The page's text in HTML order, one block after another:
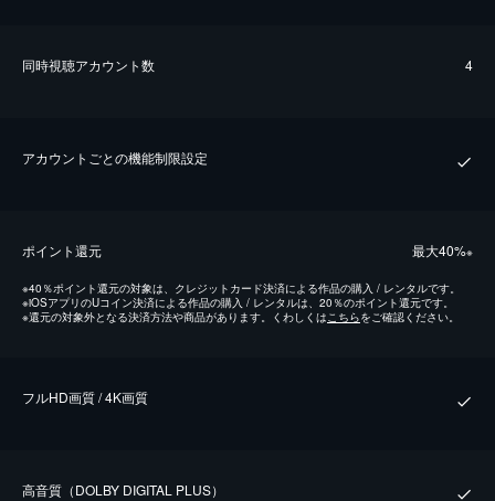
同時視聴アカウント数 4
アカウントごとの機能制限設定
ポイント還元 最⼤40%※
※40％ポイント還元の対象は、クレジットカード決済による作品の購入 / レンタルです。
※iOSアプリのUコイン決済による作品の購入 / レンタルは、20％のポイント還元です。
※還元の対象外となる決済方法や商品があります。くわしくはこちらをご確認ください。
フルHD画質 / 4K画質
⾼⾳質（DOLBY DIGITAL PLUS）